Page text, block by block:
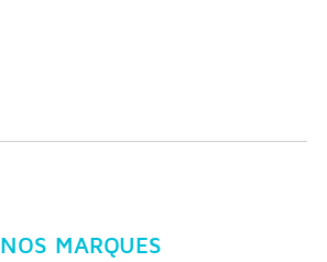
NOS MARQUES